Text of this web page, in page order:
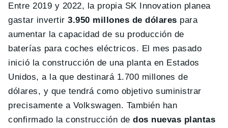
Entre 2019 y 2022, la propia SK Innovation planea
gastar invertir 3.950 millones de dólares para
aumentar la capacidad de su producción de
baterías para coches eléctricos. El mes pasado
inició la construcción de una planta en Estados
Unidos, a la que destinará 1.700 millones de
dólares, y que tendrá como objetivo suministrar
precisamente a Volkswagen. También han
confirmado la construcción dedos nuevas plantas